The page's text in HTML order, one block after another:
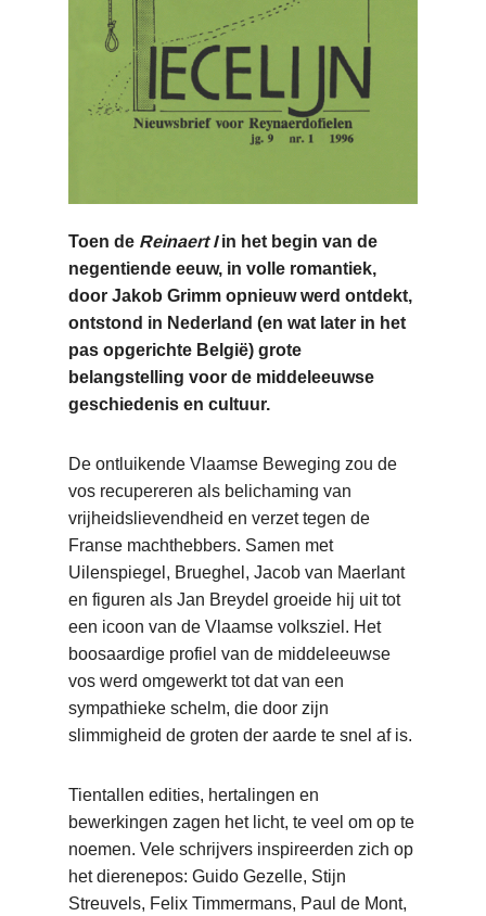
Toen de Reinaert Iin het begin van de
negentiende eeuw, in volle romantiek,
door Jakob Grimm opnieuw werd ontdekt,
ontstond in Nederland (en wat later in het
pas opgerichte België) grote
belangstelling voor de middeleeuwse
geschiedenis en cultuur.
De ontluikende Vlaamse Beweging zou de
vos recupereren als belichaming van
vrijheidslievendheid en verzet tegen de
Franse machthebbers. Samen met
Uilenspiegel, Brueghel, Jacob van Maerlant
en figuren als Jan Breydel groeide hij uit tot
een icoon van de Vlaamse volksziel. Het
boosaardige profiel van de middeleeuwse
vos werd omgewerkt tot dat van een
sympathieke schelm, die door zijn
slimmigheid de groten der aarde te snel af is.
Tientallen edities, hertalingen en
bewerkingen zagen het licht, te veel om op te
noemen. Vele schrijvers inspireerden zich op
het dierenepos: Guido Gezelle, Stijn
Streuvels, Felix Timmermans, Paul de Mont,